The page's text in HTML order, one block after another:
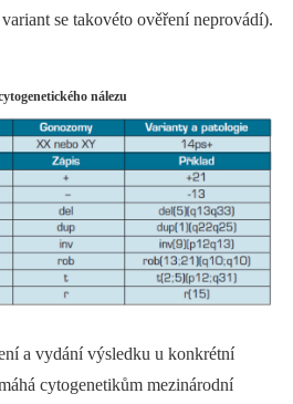
se takovéto ověření neprovádí).
nálezu
a vydání výsledku u konkrétní
cytogenetikům mezinárodní